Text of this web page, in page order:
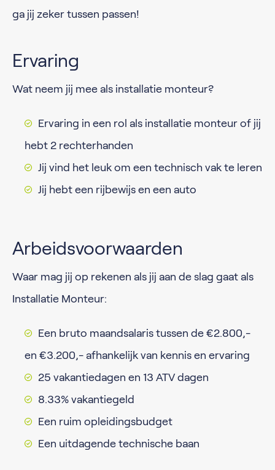
ga jij zeker tussen passen!
Ervaring
Wat neem jij mee als installatie monteur?
Ervaring in een rol als installatie monteur of jij
hebt 2 rechterhanden
Jij vind het leuk om een technisch vak te leren
Jij hebt een rijbewijs en een auto
Arbeidsvoorwaarden
Waar mag jij op rekenen als jij aan de slag gaat als
Installatie Monteur:
Een bruto maandsalaris tussen de €2.800,-
en €3.200,- afhankelijk van kennis en ervaring
25 vakantiedagen en 13 ATV dagen
8.33% vakantiegeld
Een ruim opleidingsbudget
Een uitdagende technische baan